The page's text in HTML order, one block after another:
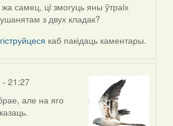
жа самец, цi змогуць яны ўтраiх
з двух кладак?
каб пакідаць каментары.
21:27
але на яго